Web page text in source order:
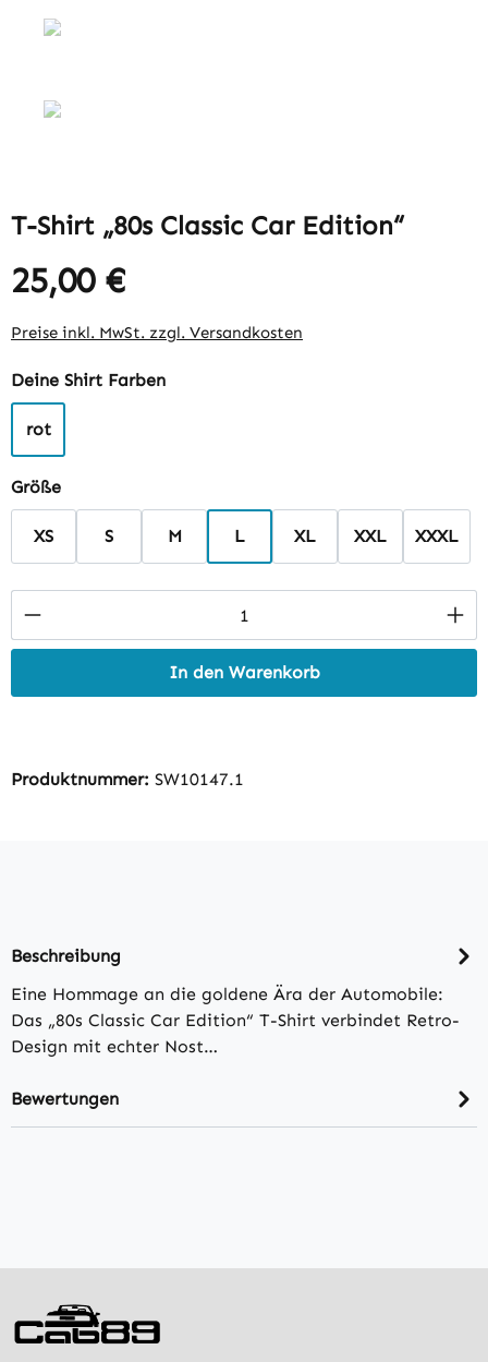
T-Shirt „80s Classic Car Edition“
25,00 €
Preise inkl. MwSt. zzgl. Versandkosten
Deine Shirt Farbenauswählen
rot
Größeauswählen
XS S M L XL XXL XXXL
Produkt Anzahl: Gib den gewünschten
In den Warenkorb
Produktnummer: SW10147.1
Beschreibung
Eine Hommage an die goldene Ära der Automobile:
Das „80s Classic Car Edition“ T-Shirt verbindet Retro-
Design mit echter Nost…
Bewertungen